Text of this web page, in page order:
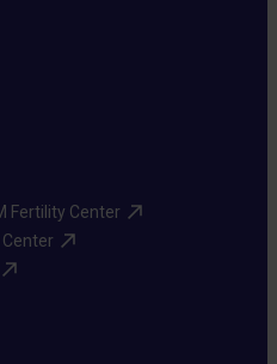
Fertility Center​